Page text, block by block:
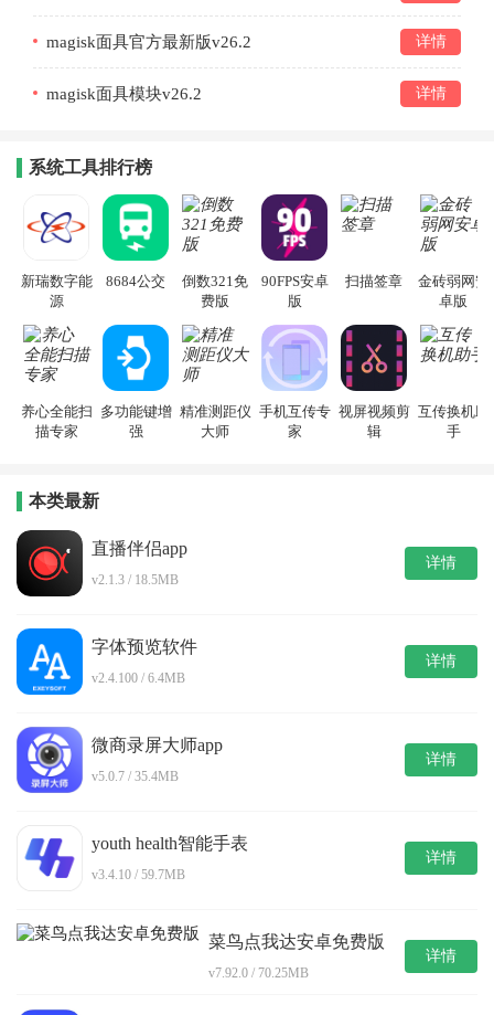
magisk面具官方最新版v26.2 详情
magisk面具模块v26.2 详情
系统工具排行榜
新瑞数字能
源
8684公交
倒数321免
费版
90FPS安卓
版
扫描签章
金砖弱网安
卓版
养心全能扫
描专家
多功能键增
强
精准测距仪
大师
手机互传专
家
视屏视频剪
辑
互传换机助
手
本类最新
直播伴侣app
v2.1.3 / 18.5MB
详情
字体预览软件
v2.4.100 / 6.4MB
详情
微商录屏大师app
v5.0.7 / 35.4MB
详情
youth health智能手表
v3.4.10 / 59.7MB
详情
菜鸟点我达安卓免费版
v7.92.0 / 70.25MB
详情